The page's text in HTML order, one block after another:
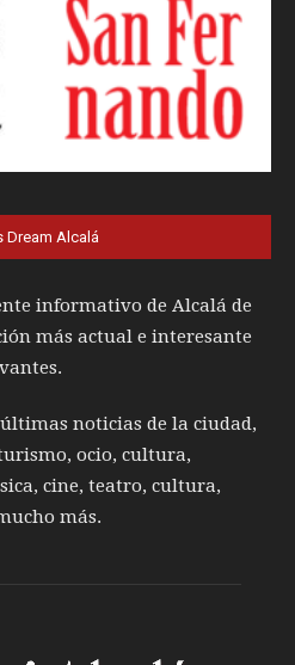
Dream Alcalá
informativo de Alcalá de
más actual e interesante
noticias de la ciudad,
ocio, cultura,
cine, teatro, cultura,
más.